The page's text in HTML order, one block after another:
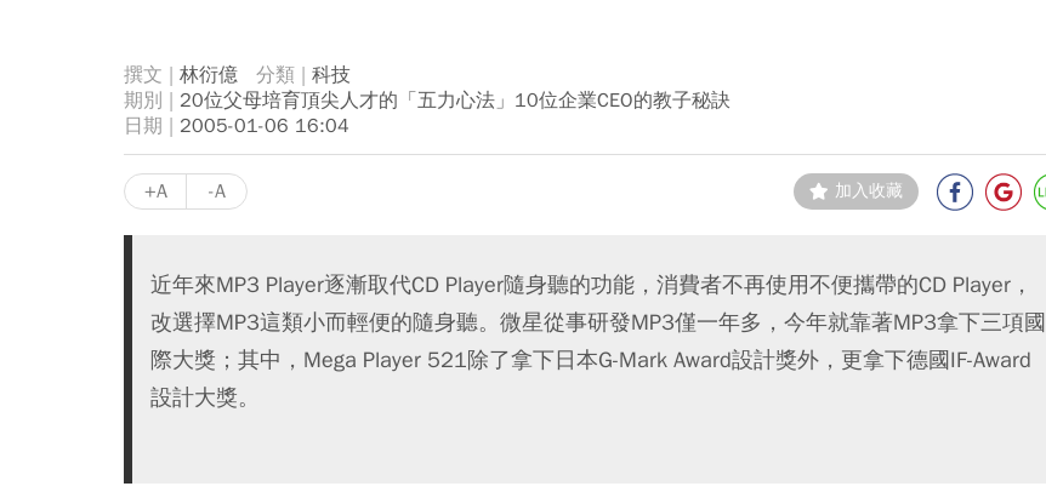
林衍億
科技
20位父母培育頂尖人才的「五力心法」10位企業CEO的教子秘訣
2005-01-06 16:04
+A -A 加入收藏
近年來MP3 Player逐漸取代CD Player隨身聽的功能，消費者不再使用不便攜帶的CD Player，
改選擇MP3這類小而輕便的隨身聽。微星從事研發MP3僅一年多，今年就靠著MP3拿下三項國
際大獎；其中，Mega Player 521除了拿下日本G-Mark Award設計獎外，更拿下德國IF-Award
設計大獎。